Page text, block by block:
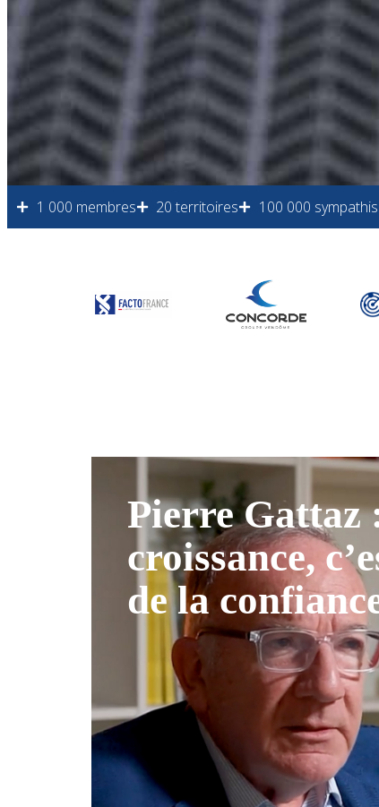
1 000 membres 20 territoires 100 000
Pierre Gattaz
croissance,
de la